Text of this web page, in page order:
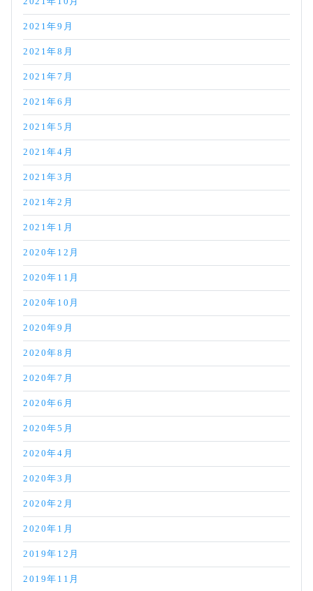
2021年9月
2021年8月
2021年7月
2021年6月
2021年5月
2021年4月
2021年3月
2021年2月
2021年1月
2020年12月
2020年11月
2020年10月
2020年9月
2020年8月
2020年7月
2020年6月
2020年5月
2020年4月
2020年3月
2020年2月
2020年1月
2019年12月
2019年11月